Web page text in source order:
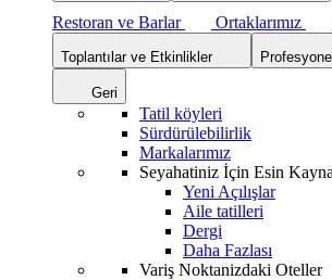
Restoran ve Barlar
Ortaklarımız
Toplantılar ve Etkinlikler
Geri
Tatil köyleri
Sürdürülebilirlik
Markalarımız
Seyahatiniz İçin Esin
Yeni Açılışlar
Aile tatilleri
Dergi
Daha Fazlası
Variş Noktanizdaki Oteller